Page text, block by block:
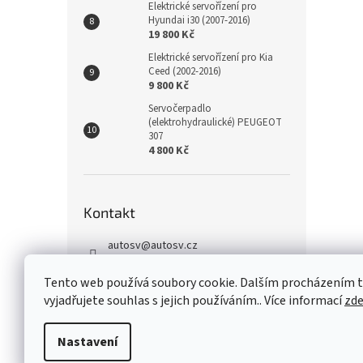
Tento web používá soubory cookie. Dalším procházením
vyjadřujete souhlas s jejich používáním.. Více informacízde
Nastavení
Elektrické servořízení pro
Hyundai i30 (2007-2016)
19 800 Kč
Elektrické servořízení pro Kia
Ceed (2002-2016)
9 800 Kč
Servočerpadlo
(elektrohydraulické) PEUGEOT
307
4 800 Kč
Kontakt
autosv@autosv.cz
+420 739 933 279